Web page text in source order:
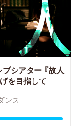
ブシアター 『故人
を目指して
ンス